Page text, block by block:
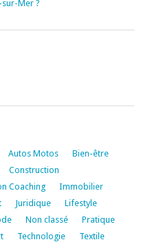
Mer ?
Autos Motos
Bien-être
Construction
Coaching
Immobilier
Juridique
Lifestyle
Non classé
Pratique
Technologie
Textile